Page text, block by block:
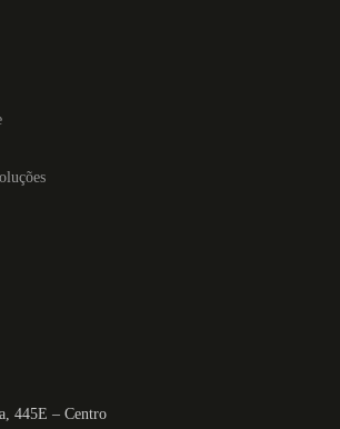
445E – Centro